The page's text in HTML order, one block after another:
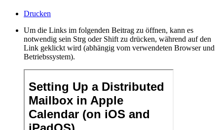
Drucken
Um die Links im folgenden Beitrag zu öffnen, kann es
notwendig sein Strg oder Shift zu drücken, während auf den
Link geklickt wird (abhängig vom verwendeten Browser und
Betriebssystem).